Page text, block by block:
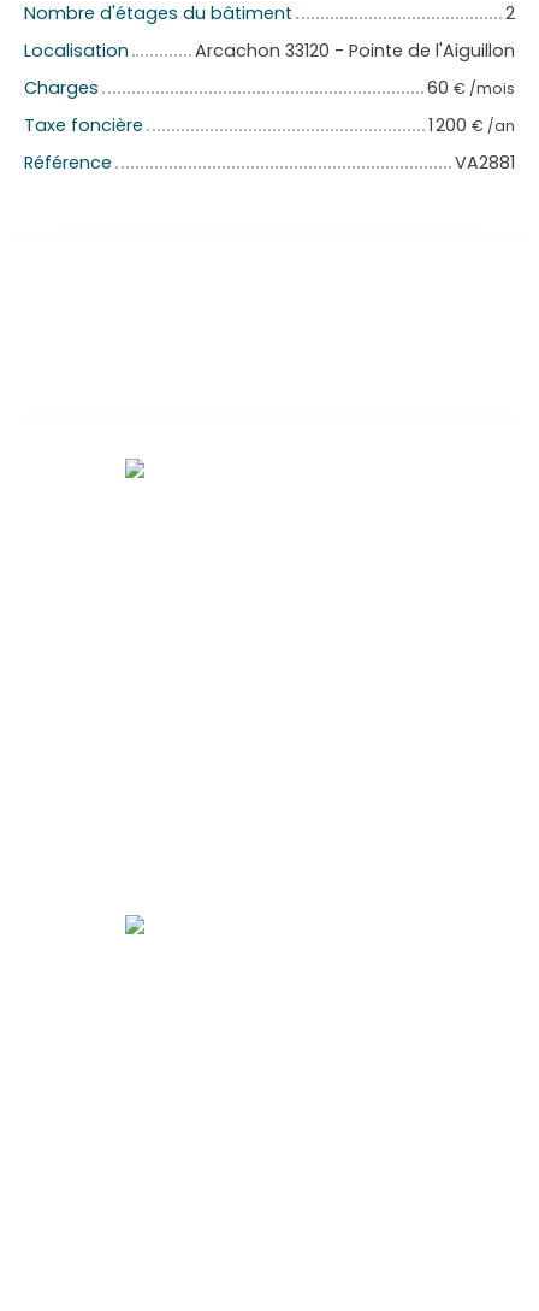
Nombre d'étages du bâtiment
2
Localisation
Arcachon 33120 - Pointe de l'Aiguillon
Charges
60 € /mois
Taxe foncière 1 200 € /an
Référence VA2881